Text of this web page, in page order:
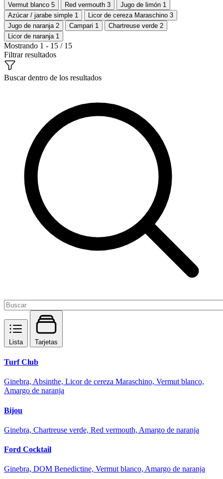
Vermut blanco 5 Red vermouth 3 Jugo de limón 1
Azúcar / jarabe simple 1 Licor de cereza Maraschino 3
Jugo de naranja 2 Campari 1 Chartreuse verde 2
Licor de naranja 1
Mostrando 1 - 15 / 15
Filtrar resultados
Buscar dentro de los resultados
Lista Tarjetas
Turf Club
Ginebra, Absinthe, Licor de cereza Maraschino, Vermut blanco,
Amargo de naranja
Bijou
Ginebra, Chartreuse verde, Red vermouth, Amargo de naranja
Ford Cocktail
Ginebra, DOM Benedictine, Vermut blanco, Amargo de naranja